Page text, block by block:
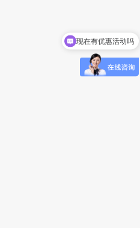
可以介绍下你们的产品么